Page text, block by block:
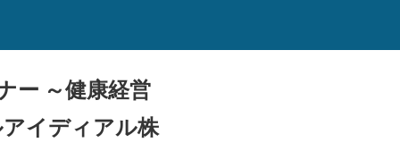
ー ～健康経営
イディアル株